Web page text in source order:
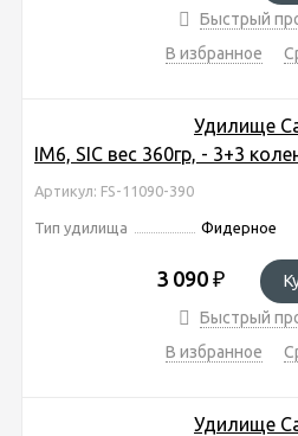
Быстрый
В избранное
Удилище
IM6, SIС вес 360гр, - 3+3
Артикул: FS-11090-390
Тип удилища Фидерное
3 090 ₽
Быстрый
В избранное
Удилище